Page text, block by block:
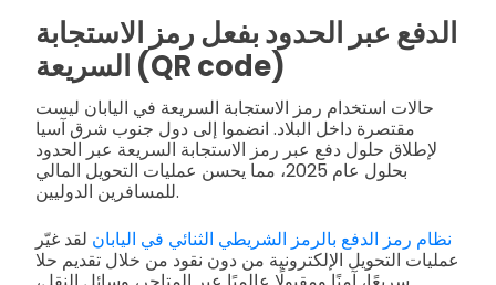
الدفع عبر الحدود بفعل رمز الاستجابة
السريعة (QR code)
حالات استخدام رمز الاستجابة السريعة في اليابان ليست
مقتصرة داخل البلاد. انضموا إلى دول جنوب شرق آسيا
لإطلاق حلول دفع عبر رمز الاستجابة السريعة عبر الحدود
بحلول عام 2025، مما يحسن عمليات التحويل المالي
للمسافرين الدوليين.
نظام رمز الدفع بالرمز الشريطي الثنائي في اليابان لقد غيّر
عمليات التحويل الإلكترونية من دون نقود من خلال تقديم حلا